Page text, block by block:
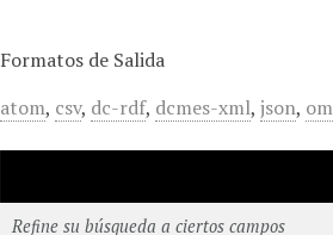
Formatos de Salida
atom, csv, dc-rdf, dcmes-xml,json,
Refine su búsqueda a ciertos campos